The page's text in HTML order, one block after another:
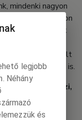
mindenki nagyon
valamire, nagyon
Arra jöttünk
kellene
kicsit későn került
ezt ügyesebben is.
ez is azt jelzi,
Helyileg
legjobb
Néhány
és